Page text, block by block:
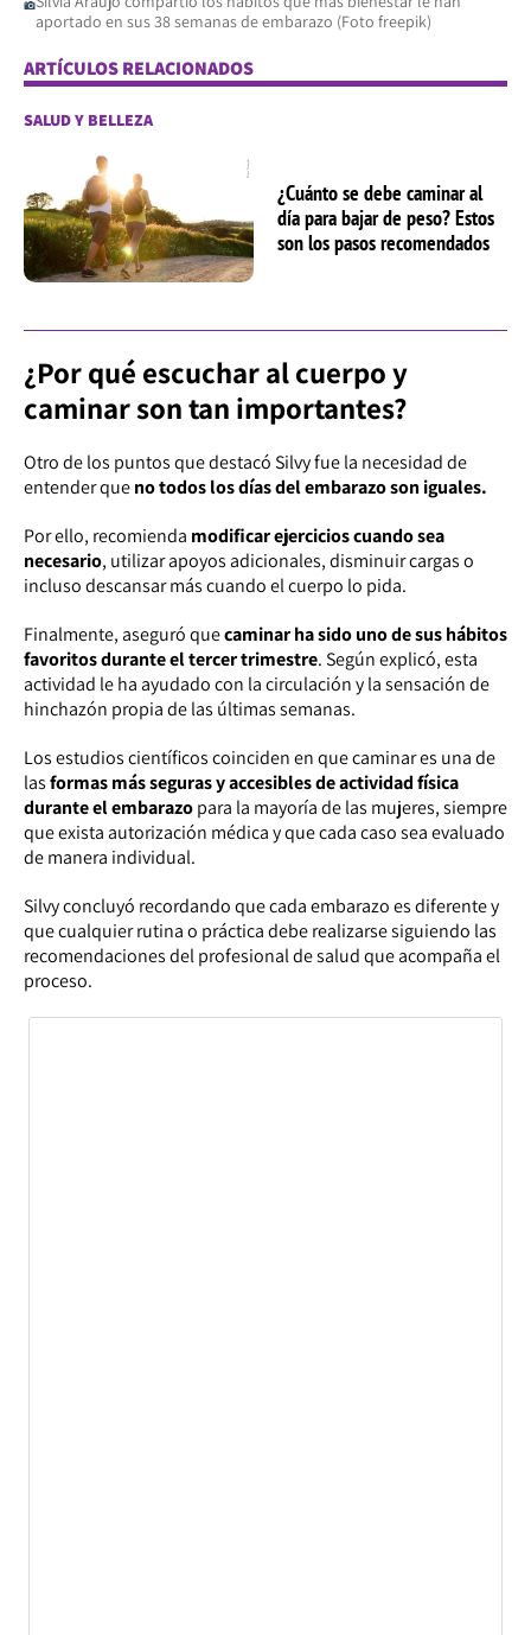
aportado en sus 38 semanas de embarazo (Foto freepik)
ARTÍCULOS RELACIONADOS
SALUD Y BELLEZA
¿Cuánto se debe caminar al
día para bajar de peso? Estos
son los pasos recomendados
¿Por qué escuchar al cuerpo y
caminar son tan importantes?
Otro de los puntos que destacó Silvy fue la necesidad de
entender queno todos los días del embarazo son iguales.
Por ello, recomienda modificar ejercicios cuando sea
necesario, utilizar apoyos adicionales, disminuir cargas o
incluso descansar más cuando el cuerpo lo pida.
Finalmente, aseguró quecaminar ha sido uno de sus hábitos
favoritos durante el tercer trimestre. Según explicó, esta
actividad le ha ayudado con la circulación y la sensación de
hinchazón propia de las últimas semanas.
Los estudios científicos coinciden en que caminar es una de
lasformas más seguras y accesibles de actividad física
durante el embarazopara la mayoría de las mujeres, siempre
que exista autorización médica y que cada caso sea evaluado
de manera individual.
Silvy concluyó recordando que cada embarazo es diferente y
que cualquier rutina o práctica debe realizarse siguiendo las
recomendaciones del profesional de salud que acompaña el
proceso.